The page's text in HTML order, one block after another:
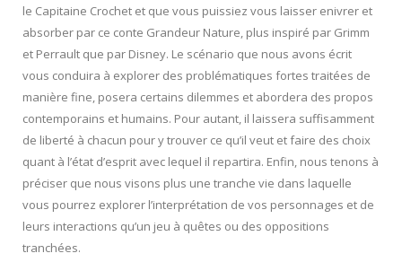
le Capitaine Crochet et que vous puissiez vous laisser enivrer et
absorber par ce conte Grandeur Nature, plus inspiré par Grimm
et Perrault que par Disney. Le scénario que nous avons écrit
vous conduira à explorer des problématiques fortes traitées de
manière fine, posera certains dilemmes et abordera des propos
contemporains et humains. Pour autant, il laissera suffisamment
de liberté à chacun pour y trouver ce qu’il veut et faire des choix
quant à l’état d’esprit avec lequel il repartira. Enfin, nous tenons à
préciser que nous visons plus une tranche vie dans laquelle
vous pourrez explorer l’interprétation de vos personnages et de
leurs interactions qu’un jeu à quêtes ou des oppositions
tranchées.